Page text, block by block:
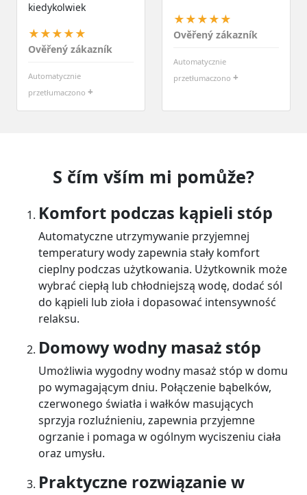
kiedykolwiek
★★★★★
Ověřený zákazník
Automatycznie
przetłumaczono +
★★★★★
Ověřený zákazník
Automatycznie
przetłumaczono +
S čím vším mi pomůže?
Komfort podczas kąpieli stóp
Automatyczne utrzymywanie przyjemnej
temperatury wody zapewnia stały komfort
cieplny podczas użytkowania. Użytkownik może
wybrać ciepłą lub chłodniejszą wodę, dodać sól
do kąpieli lub zioła i dopasować intensywność
relaksu.
Domowy wodny masaż stóp
Umożliwia wygodny wodny masaż stóp w domu
po wymagającym dniu. Połączenie bąbelków,
czerwonego światła i wałków masujących
sprzyja rozluźnieniu, zapewnia przyjemne
ogrzanie i pomaga w ogólnym wyciszeniu ciała
oraz umysłu.
Praktyczne rozwiązanie w